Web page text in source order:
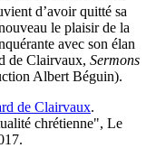
d’avoir quitté sa
le plaisir de la
avec son élan
de Clairvaux, Sermons
Albert Béguin).
de Clairvaux.
chrétienne", Le